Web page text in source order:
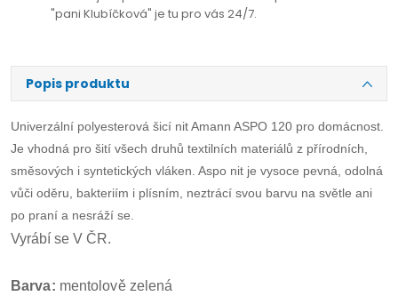
"pani Klubíčková" je tu pro vás 24/7.
Popis produktu
Univerzální polyesterová šicí nit Amann ASPO 120 pro domácnost.
Je vhodná pro šití všech druhů textilních materiálů z přírodních,
směsových i syntetických vláken. Aspo nit je vysoce pevná, odolná
vůči oděru, bakteriím i plísním, neztrácí svou barvu na světle ani
po praní a nesráží se.
Vyrábí se V ČR.
Barva: mentolově zelená